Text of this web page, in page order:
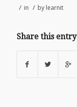
/ in / by learnit
Share this entry